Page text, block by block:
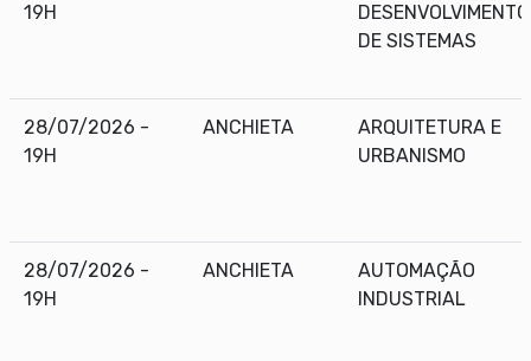
19H
DESENVOLVIMENTO
DE SISTEMAS
28/07/2026 -
19H
ANCHIETA
ARQUITETURA E
URBANISMO
28/07/2026 -
19H
ANCHIETA
AUTOMAÇÃO
INDUSTRIAL